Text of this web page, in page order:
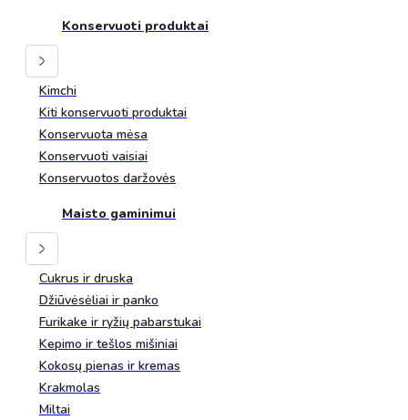
Konservuoti produktai
Kimchi
Kiti konservuoti produktai
Konservuota mėsa
Konservuoti vaisiai
Konservuotos daržovės
Maisto gaminimui
Cukrus ir druska
Džiūvėsėliai ir panko
Furikake ir ryžių pabarstukai
Kepimo ir tešlos mišiniai
Kokosų pienas ir kremas
Krakmolas
Miltai